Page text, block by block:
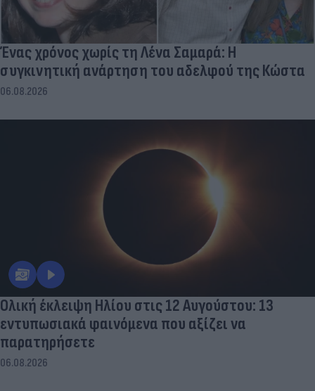
Ένας χρόνος χωρίς τη Λένα Σαμαρά: Η
συγκινητική ανάρτηση του αδελφού της Κώστα
06.08.2026
Ολική έκλειψη Ηλίου στις 12 Αυγούστου: 13
εντυπωσιακά φαινόμενα που αξίζει να
παρατηρήσετε
06.08.2026